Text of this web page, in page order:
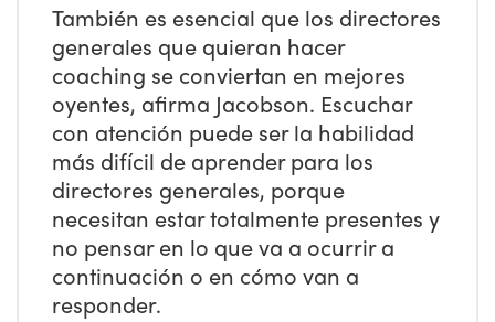
También es esencial que los directores
generales que quieran hacer
coaching se conviertan en mejores
oyentes, afirma Jacobson. Escuchar
con atención puede ser la habilidad
más difícil de aprender para los
directores generales, porque
necesitan estar totalmente presentes y
no pensar en lo que va a ocurrir a
continuación o en cómo van a
responder.